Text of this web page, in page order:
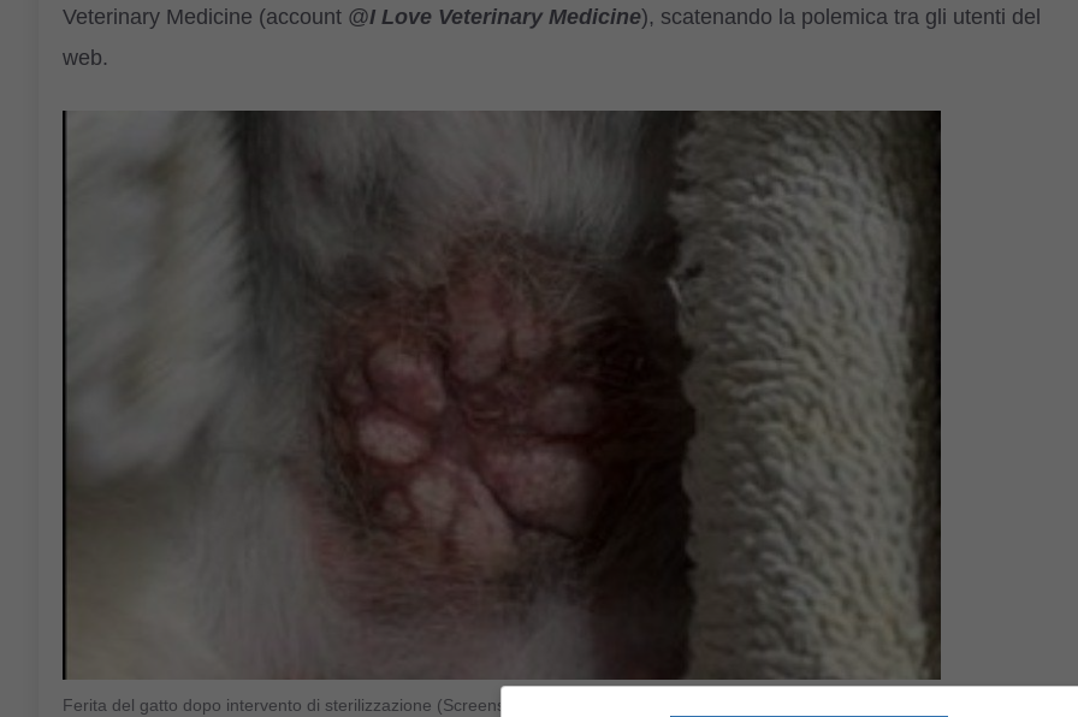
Veterinary Medicine (account @I Love Veterinary Medicine), scatenando la polemica tra gli utenti del
web.
Ferita del gatto dopo intervento di sterilizzazione (Screenshot foto Facebook – I Love Veterinary Medicine –